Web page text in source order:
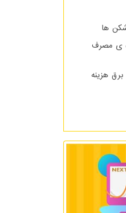
ها
ی مصرف
هزینه